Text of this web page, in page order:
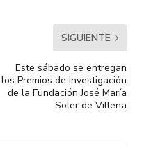
SIGUIENTE
Este sábado se entregan
los Premios de Investigación
de la Fundación José María
Soler de Villena